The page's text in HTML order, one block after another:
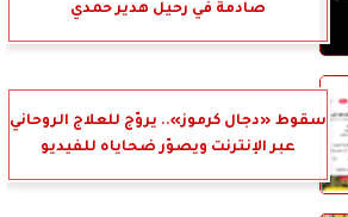
صادمة في رحيل هدير حمدي
سقوط «دجال كرموز».. يروّج للعلاج الروحاني
عبر الإنترنت ويصوّر ضحاياه للفيديو